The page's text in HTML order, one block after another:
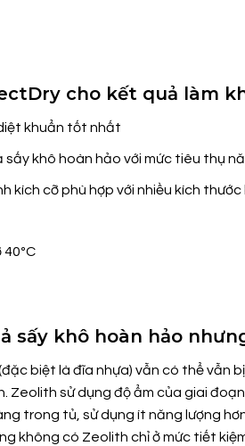
cho kết quả làm
khuẩn tốt nhất
khô hoàn hảo với mức tiêu thụ
kích cỡ phù hợp với nhiều kích
sấy khô hoàn hảo
biệt là đĩa nhựa) vẫn có thể vẫn
sử dụng độ ẩm của giai
trong tủ, sử dụng ít năng lượng
không có Zeolith chỉ ở mức tiết